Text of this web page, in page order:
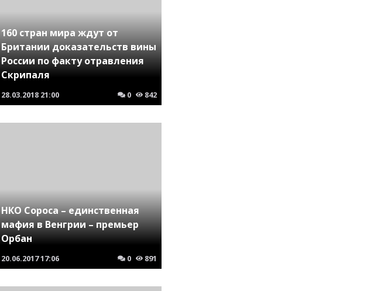
160 стран мира ждут от
Британии доказательств вины
России по факту отравления
Скрипаля
28.03.2018 21:00 0 842
НКО Сороса – единственная
мафия в Венгрии – премьер
Орбан
20.06.201717:06 0 891